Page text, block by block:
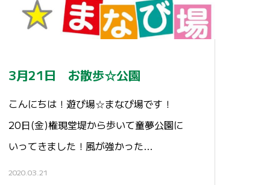
3月21日 お散歩☆公園
こんにちは！遊び場☆まなび場です！
20日(金)権現堂堤から歩いて童夢公園に
いってきました！風が強かった…
2020.03.21